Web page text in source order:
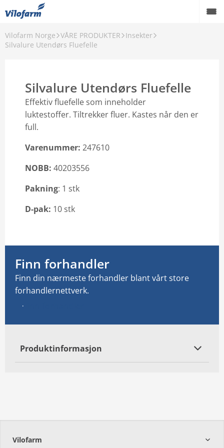
Vilofarm Norge VÅRE PRODUKTER
Insekter
Silvalure Utendørs Fluefelle
Silvalure Utendørs Fluefelle
Effektiv fluefelle som inneholder
luktestoffer. Tiltrekker fluer. Kastes når den er
full.
Varenummer: 247610
NOBB: 40203556
Pakning: 1 stk
D-pak: 10 stk
Finn forhandler
Finn din nærmeste forhandler blant vårt store
forhandlernettverk.
Finn forhandler
Produktinformasjon
Vilofarm
OM OSS
VÅRE MERKEVARER
VÅRE PRODUKTER
AKTUELT
FORHANDLERE
Karriere
Email: info@vilofarm.no